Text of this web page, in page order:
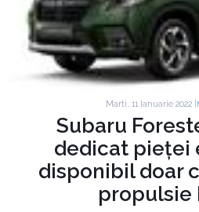
Marti, 11 Ianuarie 2022 |
Subaru
dedicat pieței
disponibil doar
propulsie